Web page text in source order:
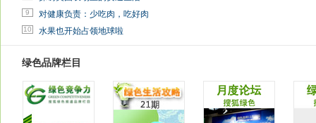
9 对健康负责：少吃肉，吃好肉
10 水果也开始占领地球啦
绿色品牌栏目